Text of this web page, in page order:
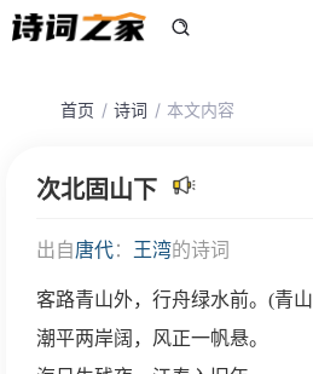
首页 诗词 本文内容
次北固山下
出自唐代： 王湾的诗词
客路青山外，行舟绿水前。(青
潮平两岸阔，风正一帆悬。